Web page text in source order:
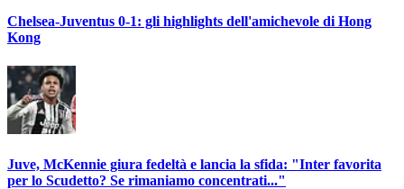
Chelsea-Juventus 0-1: gli highlights dell'amichevole di Hong
Kong
Juve, McKennie giura fedeltà e lancia la sfida: "Inter favorita
per lo Scudetto? Se rimaniamo concentrati..."